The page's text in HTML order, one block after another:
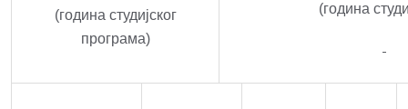
(година студијског
програма)
(година